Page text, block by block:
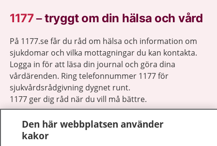
1177–tryggt om din hälsa och vård
På 1177.se får du råd om hälsa och information om
sjukdomar och vilka mottagningar du kan kontakta.
Logga in för att läsa din journal och göra dina
vårdärenden. Ring telefonnummer 1177 för
sjukvårdsrådgivning dygnet runt.
1177 ger dig råd när du vill må bättre.
Den här webbplatsen använder
kakor